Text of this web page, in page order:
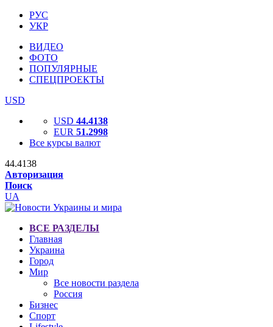
РУС
УКР
ВИДЕО
ФОТО
ПОПУЛЯРНЫЕ
СПЕЦПРОЕКТЫ
USD
USD 44.4138
EUR 51.2998
Все курсы валют
44.4138
Авторизация
Поиск
UA
ВСЕ РАЗДЕЛЫ
Главная
Украина
Город
Мир
Все новости раздела
Россия
Бизнес
Спорт